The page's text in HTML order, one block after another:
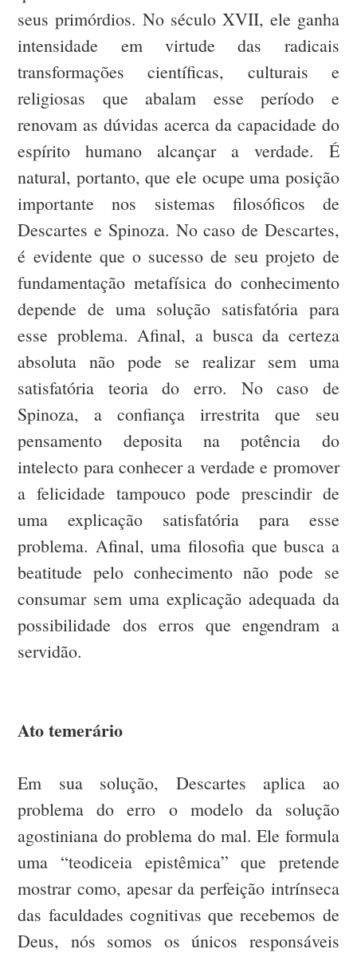
seus primórdios. No século XVII, ele ganha
intensidade em virtude das radicais
transformações científicas, culturais e
religiosas que abalam esse período e
renovam as dúvidas acerca da capacidade do
espírito humano alcançar a verdade. É
natural, portanto, que ele ocupe uma posição
importante nos sistemas filosóficos de
Descartes e Spinoza. No caso de Descartes,
é evidente que o sucesso de seu projeto de
fundamentação metafísica do conhecimento
depende de uma solução satisfatória para
esse problema. Afinal, a busca da certeza
absoluta não pode se realizar sem uma
satisfatória teoria do erro. No caso de
Spinoza, a confiança irrestrita que seu
pensamento deposita na potência do
intelecto para conhecer a verdade e promover
a felicidade tampouco pode prescindir de
uma explicação satisfatória para esse
problema. Afinal, uma filosofia que busca a
beatitude pelo conhecimento não pode se
consumar sem uma explicação adequada da
possibilidade dos erros que engendram a
servidão.
Ato temerário
Em sua solução, Descartes aplica ao
problema do erro o modelo da solução
agostiniana do problema do mal. Ele formula
uma “teodiceia epistêmica” que pretende
mostrar como, apesar da perfeição intrínseca
das faculdades cognitivas que recebemos de
Deus, nós somos os únicos responsáveis